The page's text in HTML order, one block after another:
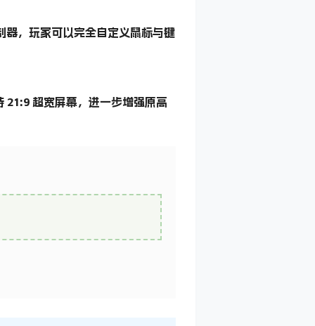
，玩家可以完全自定义鼠标与键
21:9 超宽屏幕，进一步增强原高